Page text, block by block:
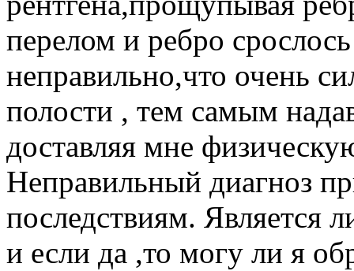
перелом и ребро
неправильно,что очень
полости , тем самым
доставляя мне
Неправильный диагноз
последствиям. Является
и если да ,то могу ли я